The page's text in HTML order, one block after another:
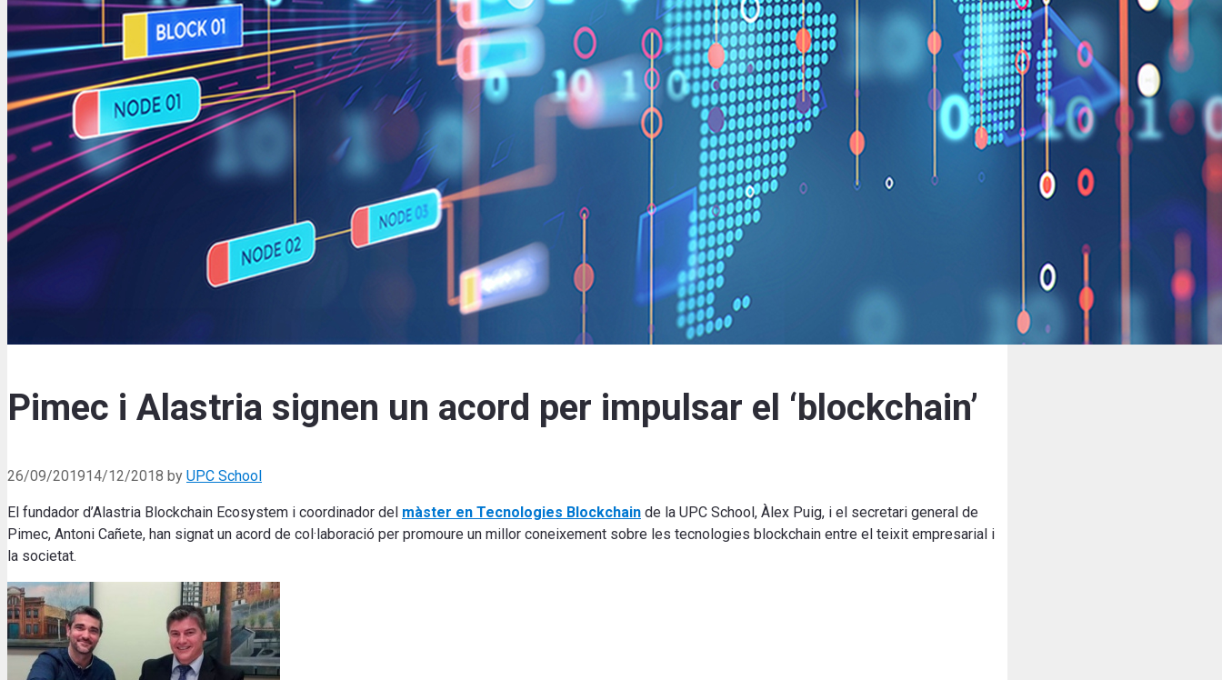
Pimec i Alastria signen un acord per impulsar el ‘blockchain’
26/09/201914/12/2018 by UPC School
El fundador d’Alastria Blockchain Ecosystem i coordinador del màster en Tecnologies Blockchain de la UPC School, Àlex Puig, i el secretari general de
Pimec, Antoni Cañete, han signat un acord de col·laboració per promoure un millor coneixement sobre les tecnologies blockchain entre el teixit empresarial i
la societat.